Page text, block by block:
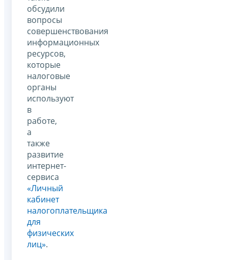
обсудили
вопросы
совершенствования
информационных
ресурсов,
которые
налоговые
органы
используют
в
работе,
а
также
развитие
интернет-
сервиса
«Личный
кабинет
налогоплательщика
для
физических
лиц».